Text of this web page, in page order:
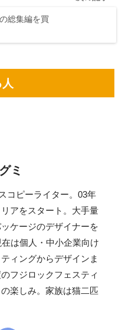
総集編を買
ミ
コピーライター。03年
アをスタート。大手量
ケージのデザイナーを
は個人・中小企業向け
ィングからデザインま
フジロックフェスティ
楽しみ。家族は猫二匹